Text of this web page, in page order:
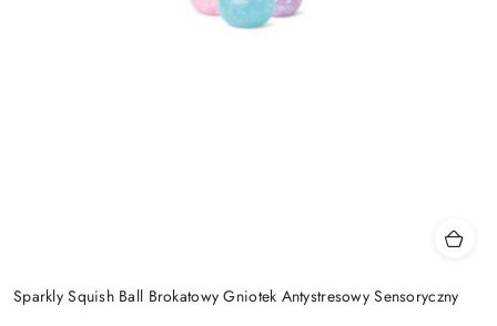
Sparkly Squish Ball Brokatowy Gniotek Antystresowy Sensoryczny